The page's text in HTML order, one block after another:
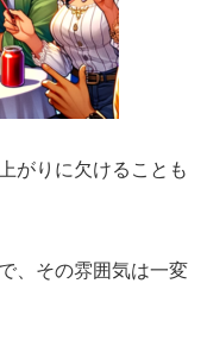
がりに欠けることも
、その雰囲気は一変